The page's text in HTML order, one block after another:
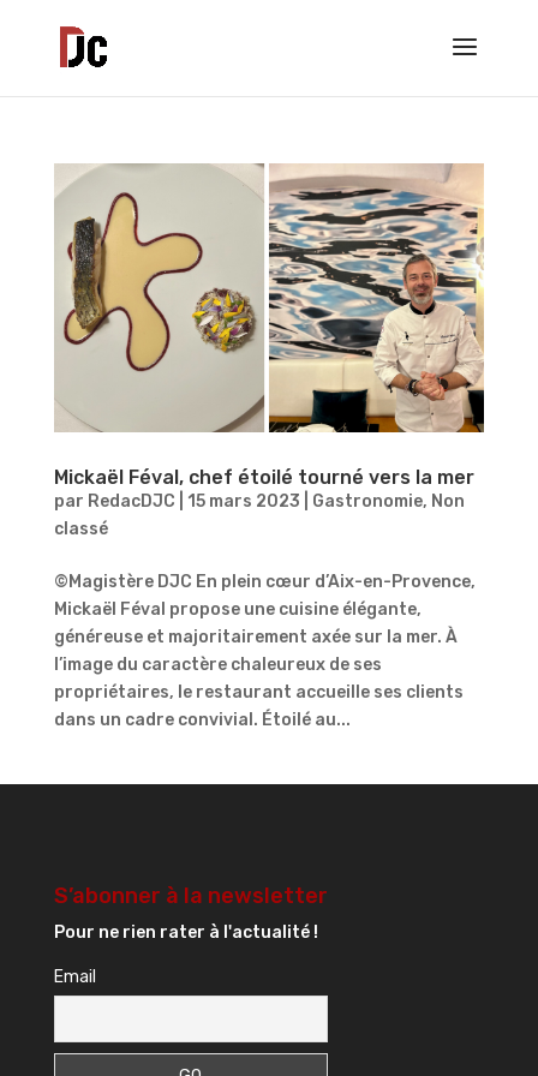
Mickaël Féval, chef étoilé tourné vers la mer
par RedacDJC 15 mars 2023 Gastronomie, Non
classé
©Magistère DJC En plein cœur d’Aix-en-Provence,
Mickaël Féval propose une cuisine élégante,
généreuse et majoritairement axée sur la mer. À
l’image du caractère chaleureux de ses
propriétaires, le restaurant accueille ses clients
dans un cadre convivial. Étoilé au...
S’abonner à la newsletter
Pour ne rien rater à l'actualité !
Email